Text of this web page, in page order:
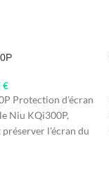
€
Protection d'écran
Niu KQi300P,
l'écran du